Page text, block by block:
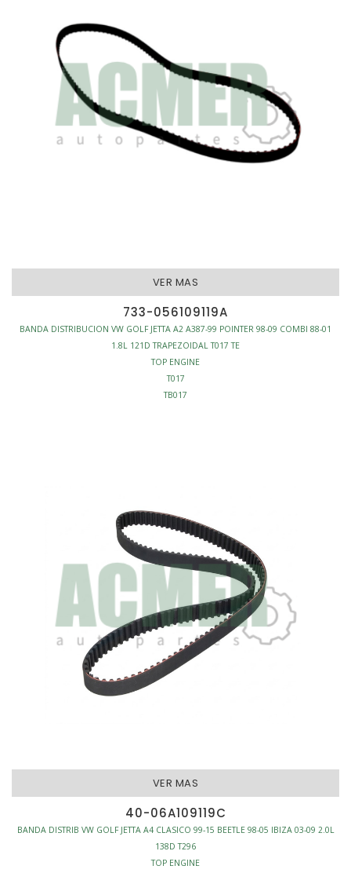
VER MAS
733-056109119A
BANDA DISTRIBUCION VW GOLF JETTA A2 A387-99 POINTER 98-09 COMBI 88-01
1.8L 121D TRAPEZOIDAL T017 TE
TOP ENGINE
T017
TB017
VER MAS
40-06A109119C
BANDA DISTRIB VW GOLF JETTA A4 CLASICO 99-15 BEETLE 98-05 IBIZA 03-09 2.0L
138D T296
TOP ENGINE